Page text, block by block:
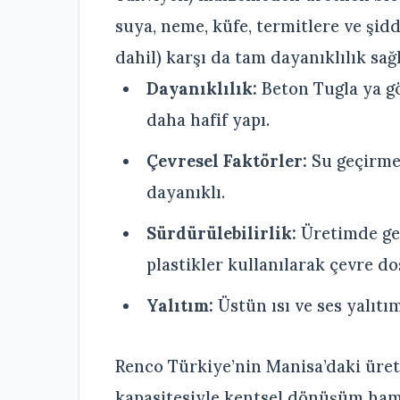
suya, neme, küfe, termitlere ve
dahil) karşı da tam dayanıklılık
Dayanıklılık: Beton Tugla ya
daha hafif yapı.
Çevresel Faktörler: Su
dayanıklı.
Sürdürülebilirlik: Üretimde
plastikler kullanılarak çevre
Yalıtım: Üstün ısı ve ses
Renco Türkiye’nin Manisa’daki